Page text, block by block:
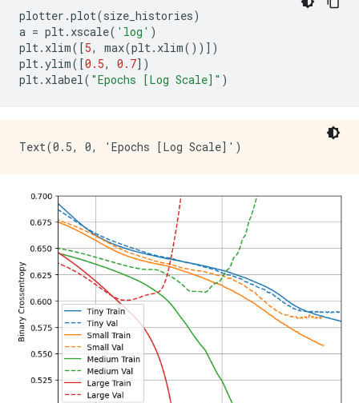
plotter .plot(size_histories)
a = plt. xscale( 'log' )
plt. xlim([5, max(plt. xlim())])
plt.ylim([0.5, 0.7])
plt. xlabel( "Epochs [Log Scale]" )